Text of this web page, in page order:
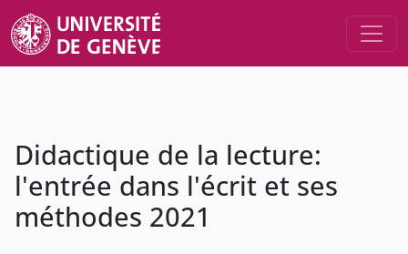
Didactique de la lecture:
l'entrée dans l'écrit et ses
méthodes 2021